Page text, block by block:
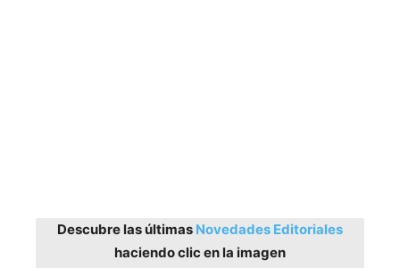
Descubre las últimas Novedades Editoriales
haciendo clic en la imagen